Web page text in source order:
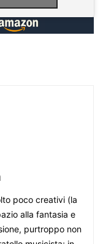
poco creativi (la
alla fantasia e
purtroppo non